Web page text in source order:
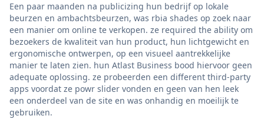
Een paar maanden na publicizing hun bedrijf op lokale
beurzen en ambachtsbeurzen, was rbia shades op zoek naar
een manier om online te verkopen. ze required the ability om
bezoekers de kwaliteit van hun product, hun lichtgewicht en
ergonomische ontwerpen, op een visueel aantrekkelijke
manier te laten zien. hun Atlast Business bood hiervoor geen
adequate oplossing. ze probeerden een different third-party
apps voordat ze powr slider vonden en geen van hen leek
een onderdeel van de site en was onhandig en moeilijk te
gebruiken.